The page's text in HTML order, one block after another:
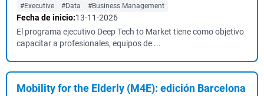
#Executive
#Data #Business Management
Fecha de inicio:13-11-2026
El programa ejecutivo Deep Tech to Market tiene como objetivo
capacitar a profesionales, equipos de ...
Mobility for the Elderly (M4E): edición Barcelona